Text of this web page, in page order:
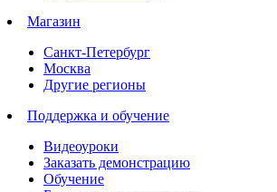
Магазин
Санкт-Петербург
Москва
Другие регионы
Поддержка и обучение
Видеоуроки
Заказать демонстрацию
Обучение